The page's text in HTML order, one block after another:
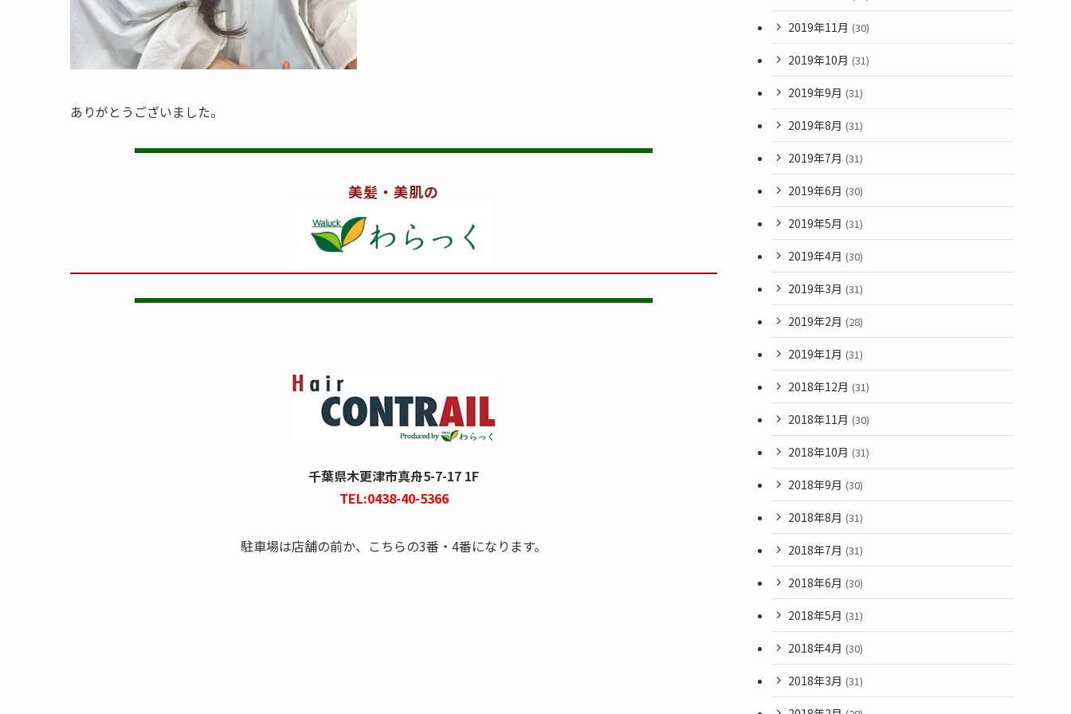
ありがとうございました。
美髪・美肌の
千葉県木更津市真舟5-7-17 1F
TEL:0438-40-5366
駐車場は店舗の前か、こちらの3番・4番になります。
2019年11月 (30)
2019年10月 (31)
2019年9月 (31)
2019年8月 (31)
2019年7月 (31)
2019年6月 (30)
2019年5月 (31)
2019年4月 (30)
2019年3月 (31)
2019年2月 (28)
2019年1月 (31)
2018年12月 (31)
2018年11月 (30)
2018年10月 (31)
2018年9月 (30)
2018年8月 (31)
2018年7月 (31)
2018年6月 (30)
2018年5月 (31)
2018年4月 (30)
2018年3月 (31)